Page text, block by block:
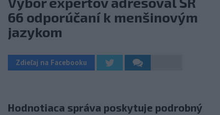
66 odporúčaní k menšinovým
jazykom
Zdieľaj na Facebooku
Hodnotiaca správa poskytuje podrobný